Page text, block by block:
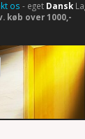
os - eget Dansk
køb over 1000,-